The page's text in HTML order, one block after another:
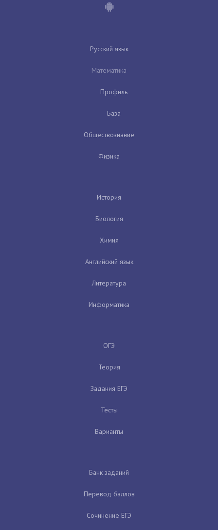
Русский язык
Математика
Профиль
База
Обществознание
Физика
История
Биология
Химия
Английский язык
Литература
Информатика
ОГЭ
Теория
Задания ЕГЭ
Тесты
Варианты
Банк заданий
Перевод баллов
Сочинение ЕГЭ